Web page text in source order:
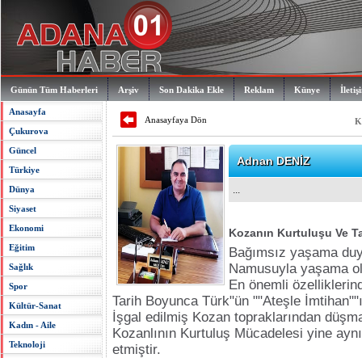
Günün Tüm Haberleri Arşiv Son Dakika Ekle Reklam Künye
Anasayfa
Çukurova
Güncel
Türkiye
Dünya
Siyaset
Ekonomi
Eğitim
Sağlık
Spor
Kültür-Sanat
Kadın - Aile
Teknoloji
Anasayfaya Dön
Adnan DENİZ
...
Kozanın Kurtuluşu Ve
Bağımsız yaşama
Namusuyla yaşama
En önemli
Tarih Boyunca Türk"ün ""Ateşle
İşgal edilmiş Kozan topraklarından
Kozanlının Kurtuluş Mücadelesi yine
etmiştir.